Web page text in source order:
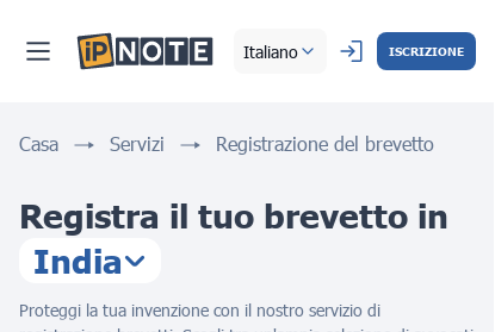
Italiano ISCRIZIONE
Casa Servizi Registrazione del brevetto
Registra il tuo brevetto in
India
Proteggi la tua invenzione con il nostro servizio di